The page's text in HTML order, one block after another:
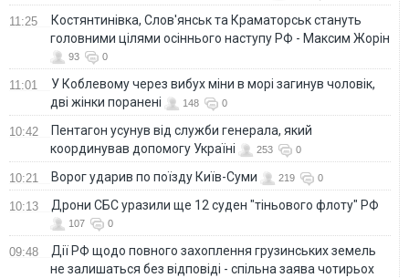
11:25
Костянтинівка, Слов'янськ та Краматорськ стануть
головними цілями осіннього наступу РФ - Максим Жорін
93 0
11:01
У Коблевому через вибух міни в морі загинув чоловік,
дві жінки поранені
148 0
10:42
Пентагон усунув від служби генерала, який
координував допомогу Україні
253 0
10:21 Ворог ударив по поїзду Київ-Суми 219 0
10:13 Дрони СБС уразили ще 12 суден "тіньового флоту" РФ
107 0
09:48
Дії РФ щодо повного захоплення грузинських земель
не залишаться без відповіді - спільна заява чотирьох